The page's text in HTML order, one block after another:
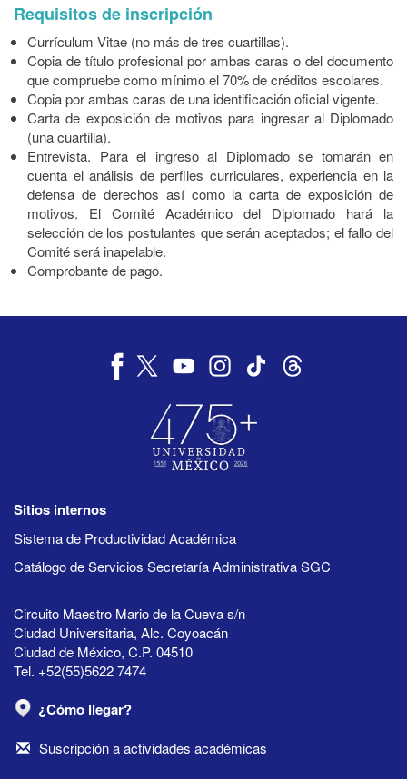
Requisitos de inscripción
Currículum Vitae (no más de tres cuartillas).
Copia de título profesional por ambas caras o del documento
que compruebe como mínimo el 70% de créditos escolares.
Copia por ambas caras de una identificación oficial vigente.
Carta de exposición de motivos para ingresar al Diplomado
(una cuartilla).
Entrevista. Para el ingreso al Diplomado se tomarán en
cuenta el análisis de perfiles curriculares, experiencia en la
defensa de derechos así como la carta de exposición de
motivos. El Comité Académico del Diplomado hará la
selección de los postulantes que serán aceptados; el fallo del
Comité será inapelable.
Comprobante de pago.
Sitios internos
Sistema de Productividad Académica
Catálogo de Servicios Secretaría Administrativa SGC
Circuito Maestro Mario de la Cueva s/n
Ciudad Universitaria, Alc. Coyoacán
Ciudad de México, C.P. 04510
Tel. +52(55)5622 7474
¿Cómo llegar?
Suscripción a actividades académicas